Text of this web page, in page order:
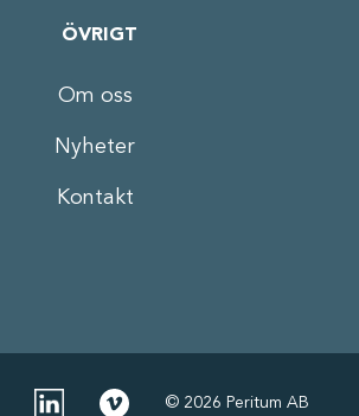
ÖVRIGT
Om oss
Nyheter
Kontakt
© 2026 Peritum AB